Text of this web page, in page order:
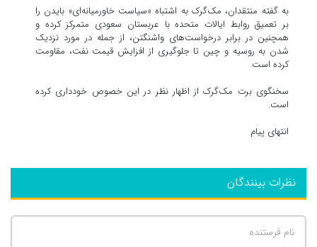
به گفته منتقدان، مک‌گرک به اشتباه «سیاست خاورمیانه‌ای» بایدن را
بر تعمیق روابط ایالات متحده با عربستان سعودی متمرکز کرده و
همچنین در برابر درخواست‌های واشنگتن، از جمله در مورد نزدیک
شدن به روسیه و چین تا جلوگیری از افزایش قیمت نفت، مقاومت
کرده است.
سخنگوی برت مک‌گرک از اظهار نظر در این خصوص خودداری کرده
است.
انتهای پیام
نظرات بینندگان